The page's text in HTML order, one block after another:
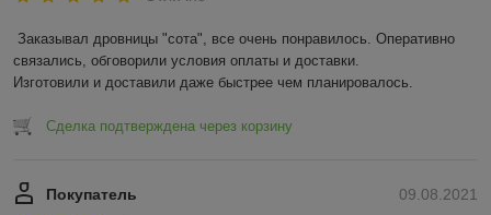
Заказывал дровницы "сота", все очень понравилось. Оперативно
связались, обговорили условия оплаты и доставки.
Изготовили и доставили даже быстрее чем планировалось.
Сделка подтверждена через корзину
09.08.2021
Покупатель